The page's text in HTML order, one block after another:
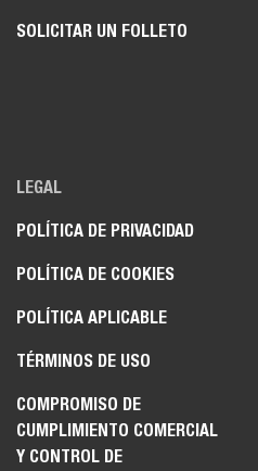
SOLICITAR UN FOLLETO
LEGAL
POLÍTICA DE PRIVACIDAD
POLÍTICA DE COOKIES
POLÍTICA APLICABLE
TÉRMINOS DE USO
COMPROMISO DE
CUMPLIMIENTO COMERCIAL
Y CONTROL DE